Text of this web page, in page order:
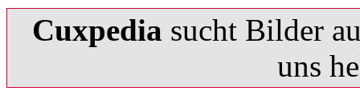
Cuxpedia sucht Bilder
uns